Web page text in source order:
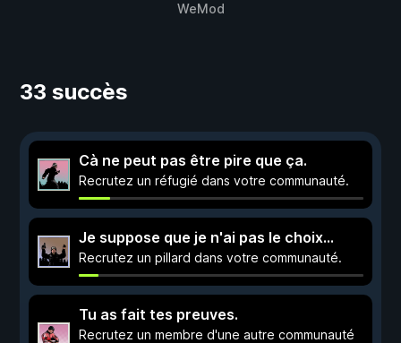
WeMod
33 succès
Cà ne peut pas être pire que ça.
Recrutez un réfugié dans votre communauté.
Je suppose que je n'ai pas le choix...
Recrutez un pillard dans votre communauté.
Tu as fait tes preuves.
Recrutez un membre d'une autre communauté